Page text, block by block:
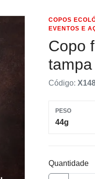
COPOS
EVENTOS E
Copo
Código:
PESO
44g
Quantidade